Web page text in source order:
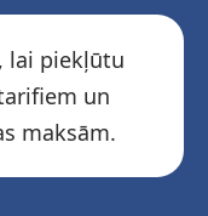
lai piekļūtu
un
maksām.